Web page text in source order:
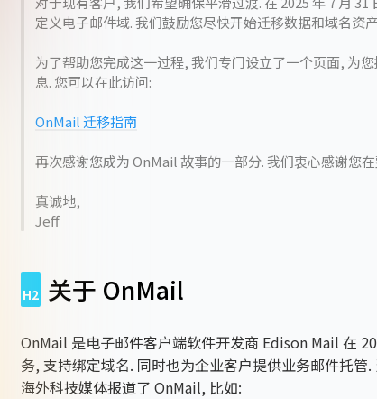
定义电子邮件域. 我们鼓励您尽快开始迁移数据和域名资
为了帮助您完成这一过程, 我们专门设立了一个页面, 为
息. 您可以在此访问:
OnMail 迁移指南
再次感谢您成为 OnMail 故事的一部分. 我们衷心感谢您
真诚地,
Jeff
关于 OnMail
OnMail 是电子邮件客户端软件开发商 Edison Mail 在
务, 支持绑定域名. 同时也为企业客户提供业务邮件托管
海外科技媒体报道了 OnMail, 比如: